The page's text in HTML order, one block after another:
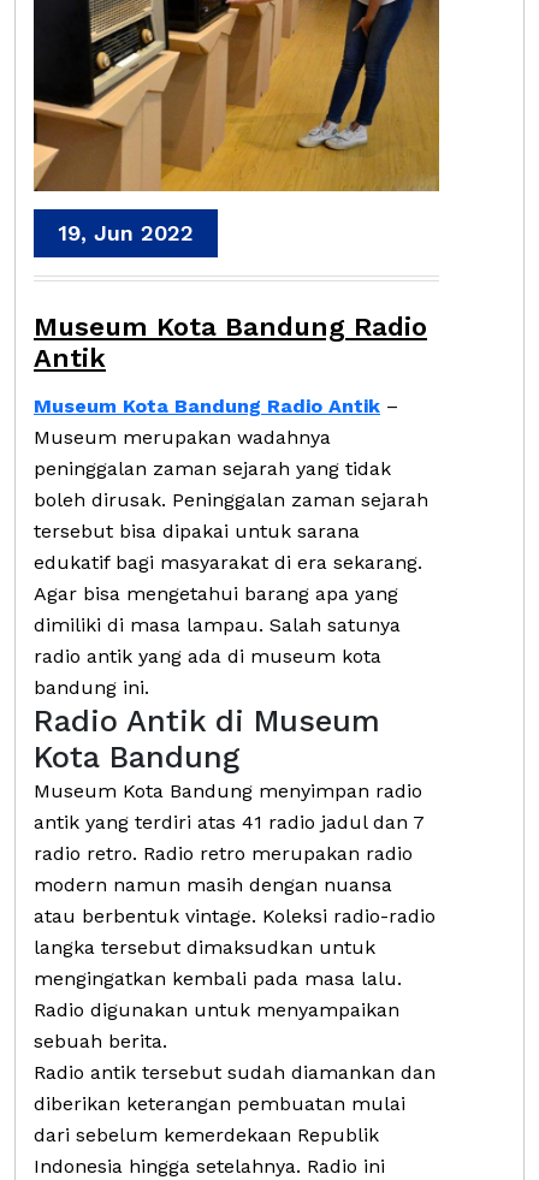
19, Jun 2022
Museum Kota Bandung Radio
Antik
Museum Kota Bandung Radio Antik –
Museum merupakan wadahnya
peninggalan zaman sejarah yang tidak
boleh dirusak. Peninggalan zaman sejarah
tersebut bisa dipakai untuk sarana
edukatif bagi masyarakat di era sekarang.
Agar bisa mengetahui barang apa yang
dimiliki di masa lampau. Salah satunya
radio antik yang ada di museum kota
bandung ini.
Radio Antik di Museum
Kota Bandung
Museum Kota Bandung menyimpan radio
antik yang terdiri atas 41 radio jadul dan 7
radio retro. Radio retro merupakan radio
modern namun masih dengan nuansa
atau berbentuk vintage. Koleksi radio-radio
langka tersebut dimaksudkan untuk
mengingatkan kembali pada masa lalu.
Radio digunakan untuk menyampaikan
sebuah berita.
Radio antik tersebut sudah diamankan dan
diberikan keterangan pembuatan mulai
dari sebelum kemerdekaan Republik
Indonesia hingga setelahnya. Radio ini